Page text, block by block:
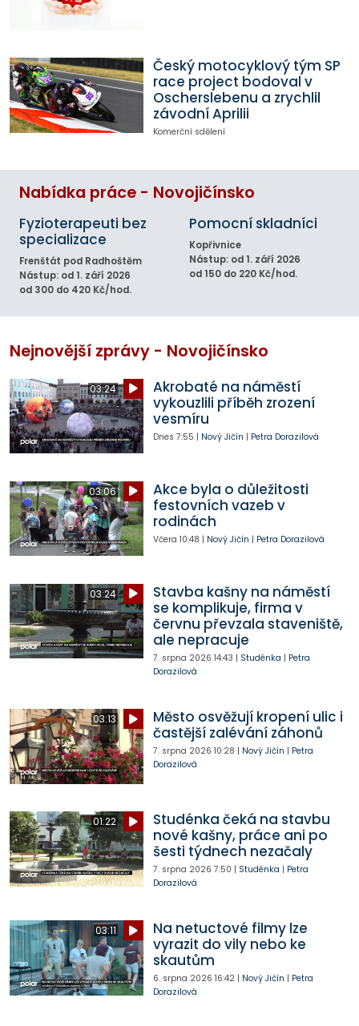
Český motocyklový tým SP
race project bodoval v
Oscherslebenu a zrychlil
závodní Aprilii
Komerční sdělení
Nabídka práce - Novojičínsko
Fyzioterapeuti bez
specializace
Frenštát pod Radhoštěm
Nástup: od 1. září 2026
od 300 do 420 Kč/hod.
Pomocní skladníci
Kopřivnice
Nástup: od 1. září 2026
od 150 do 220 Kč/hod.
Nejnovější zprávy - Novojičínsko
03:24
Akrobaté na náměstí
vykouzlili příběh zrození
vesmíru
Dnes 7:55 | Nový Jičín | Petra Dorazilová
03:06
Akce byla o důležitosti
festovních vazeb v
rodinách
Včera 10:48 | Nový Jičín | Petra Dorazilová
03:24
Stavba kašny na náměstí
se komplikuje, firma v
červnu převzala staveniště,
ale nepracuje
7. srpna 2026 14:43 | Studénka | Petra
Dorazilová
03:13
Město osvěžují kropení ulic i
častější zalévání záhonů
7. srpna 2026 10:28 | Nový Jičín | Petra
Dorazilová
01:22
Studénka čeká na stavbu
nové kašny, práce ani po
šesti týdnech nezačaly
7. srpna 2026 7:50 | Studénka | Petra
Dorazilová
03:11
Na netuctové filmy lze
vyrazit do vily nebo ke
skautům
6. srpna 2026 16:42| Nový Jičín | Petra
Dorazilová